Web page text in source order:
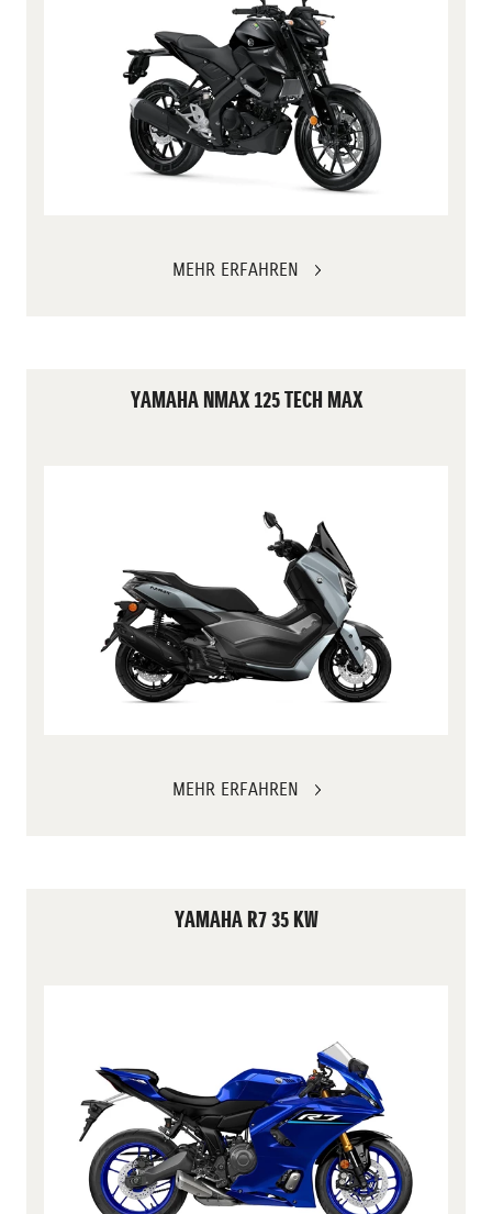
MEHR ERFAHREN
YAMAHA NMAX 125 TECH MAX
MEHR ERFAHREN
YAMAHA R7 35 KW